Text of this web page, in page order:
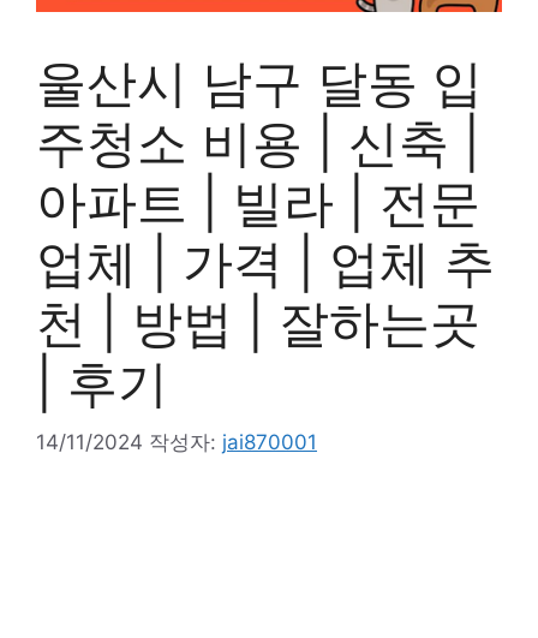
울산시 남구 달동 입
주청소 비용 | 신축 |
아파트 | 빌라 | 전문
업체 | 가격 | 업체 추
천 | 방법 | 잘하는곳
| 후기
14/11/2024 작성자: jai870001